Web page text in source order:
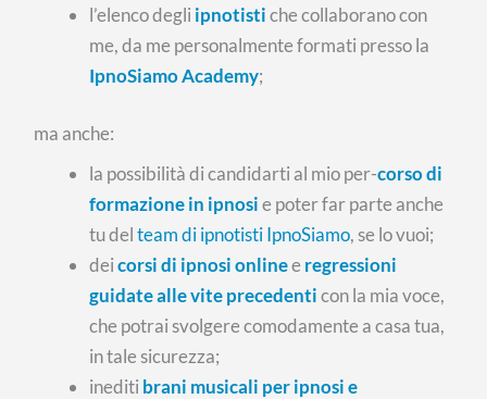
l’elenco degli ipnotistiche collaborano con
me, da me personalmente formati presso la
IpnoSiamo Academy;
ma anche:
la possibilità di candidarti al mio per-corso di
formazione in ipnosie poter far parte anche
tu delteam di ipnotisti IpnoSiamo, se lo vuoi;
deicorsi di ipnosi onlinee regressioni
guidate alle vite precedenticon la mia voce,
che potrai svolgere comodamente a casa tua,
in tale sicurezza;
inediti brani musicali per ipnosi e